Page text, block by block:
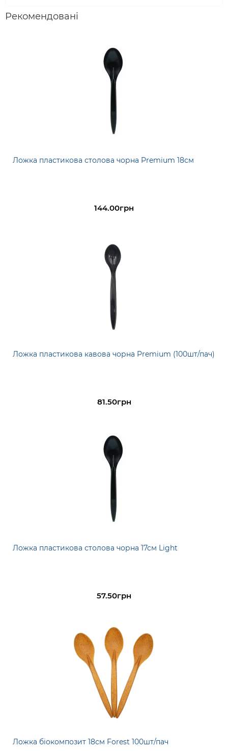
Рекомендовані
Ложка пластикова столова чорна Premium 18см
144.00грн
Ложка пластикова кавова чорна Premium (100шт/пач)
81.50грн
Ложка пластикова столова чорна 17см Light
57.50грн
Ложка біокомпозит 18см Forest 100шт/пач